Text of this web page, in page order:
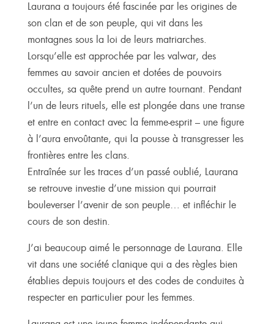
Laurana a toujours été fascinée par les origines de
son clan et de son peuple, qui vit dans les
montagnes sous la loi de leurs matriarches.
Lorsqu’elle est approchée par les valwar, des
femmes au savoir ancien et dotées de pouvoirs
occultes, sa quête prend un autre tournant. Pendant
l’un de leurs rituels, elle est plongée dans une transe
et entre en contact avec la femme-esprit – une figure
à l’aura envoûtante, qui la pousse à transgresser les
frontières entre les clans.
Entraînée sur les traces d’un passé oublié, Laurana
se retrouve investie d’une mission qui pourrait
bouleverser l’avenir de son peuple… et infléchir le
cours de son destin.
J’ai beaucoup aimé le personnage de Laurana. Elle
vit dans une société clanique qui a des règles bien
établies depuis toujours et des codes de conduites à
respecter en particulier pour les femmes.